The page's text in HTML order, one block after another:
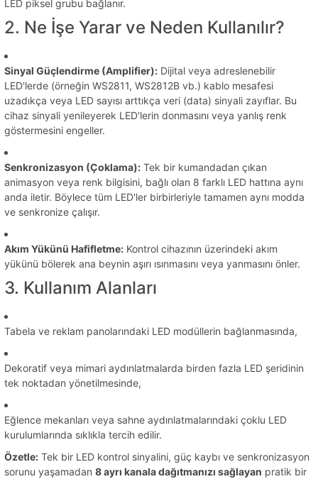
LED piksel grubu bağlanır.
2. Ne İşe Yarar ve Neden Kullanılır?
Sinyal Güçlendirme (Amplifier): Dijital veya adreslenebilir
LED'lerde (örneğin WS2811, WS2812B vb.) kablo mesafesi
uzadıkça veya LED sayısı arttıkça veri (data) sinyali zayıflar. Bu
cihaz sinyali yenileyerek LED'lerin donmasını veya yanlış renk
göstermesini engeller.
Senkronizasyon (Çoklama): Tek bir kumandadan çıkan
animasyon veya renk bilgisini, bağlı olan 8 farklı LED hattına aynı
anda iletir. Böylece tüm LED'ler birbirleriyle tamamen aynı modda
ve senkronize çalışır.
Akım Yükünü Hafifletme: Kontrol cihazının üzerindeki akım
yükünü bölerek ana beynin aşırı ısınmasını veya yanmasını önler.
3. Kullanım Alanları
Tabela ve reklam panolarındaki LED modüllerin bağlanmasında,
Dekoratif veya mimari aydınlatmalarda birden fazla LED şeridinin
tek noktadan yönetilmesinde,
Eğlence mekanları veya sahne aydınlatmalarındaki çoklu LED
kurulumlarında sıklıkla tercih edilir.
Özetle: Tek bir LED kontrol sinyalini, güç kaybı ve senkronizasyon
sorunu yaşamadan 8 ayrı kanala dağıtmanızı sağlayan pratik bir